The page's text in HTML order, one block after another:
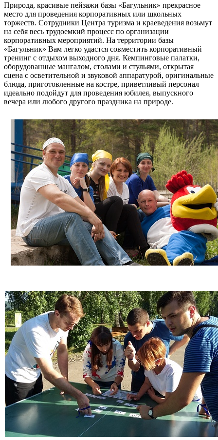
Природа, красивые пейзажи базы «Багульник» прекрасное
место для проведения корпоративных или школьных
торжеств. Сотрудники Центра туризма и краеведения возьмут
на себя весь трудоемкий процесс по организации
корпоративных мероприятий. На территории базы
«Багульник» Вам легко удастся совместить корпоративный
тренинг с отдыхом выходного дня. Кемпинговые палатки,
оборудованные мангалом, столами и стульями, открытая
сцена с осветительной и звуковой аппаратурой, оригинальные
блюда, приготовленные на костре, приветливый персонал
идеально подойдут для проведения юбилея, выпускного
вечера или любого другого праздника на природе.